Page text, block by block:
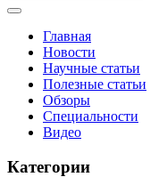
Главная
Новости
Научные статьи
Полезные статьи
Обзоры
Специальности
Видео
Категории